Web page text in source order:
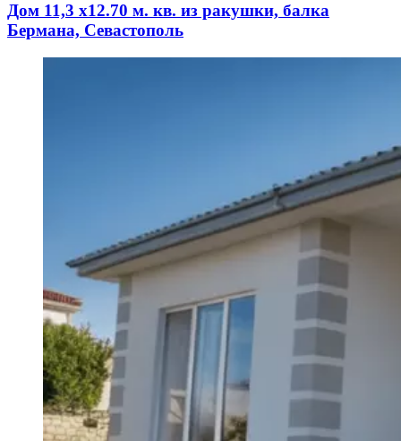
Дом 11,3 х12.70 м. кв. из ракушки, балка
Бермана, Севастополь